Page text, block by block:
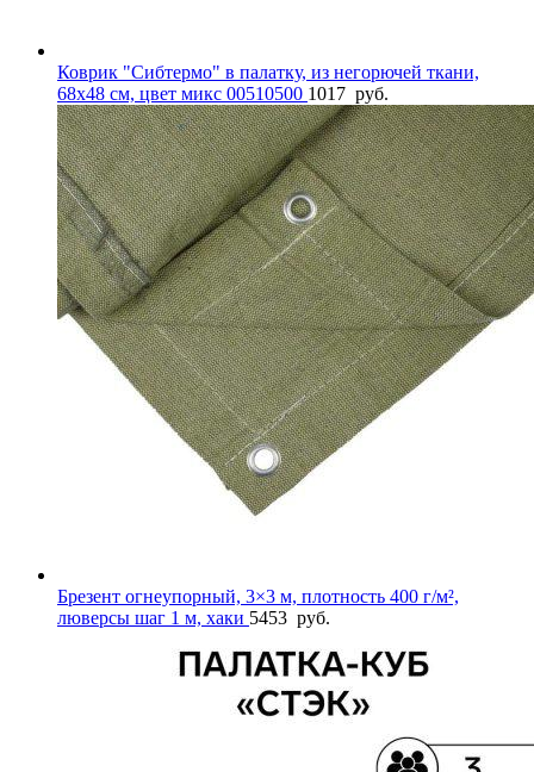
Коврик "Сибтермо" в палатку, из негорючей ткани,
68х48 см, цвет микс 00510500 1017 руб.
Брезент огнеупорный, 3×3 м, плотность 400 г/м²,
люверсы шаг 1 м, хаки 5453 руб.